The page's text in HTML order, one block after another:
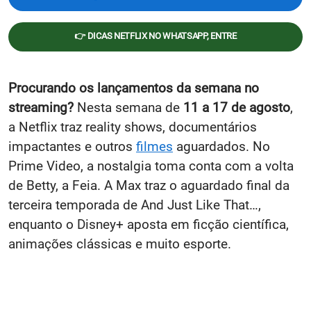
👉 DICAS NETFLIX NO WHATSAPP, ENTRE
Procurando os lançamentos da semana no
streaming? Nesta semana de 11 a 17 de agosto,
a Netflix traz reality shows, documentários
impactantes e outros filmes aguardados. No
Prime Video, a nostalgia toma conta com a volta
de Betty, a Feia. A Max traz o aguardado final da
terceira temporada de And Just Like That…,
enquanto o Disney+ aposta em ficção científica,
animações clássicas e muito esporte.